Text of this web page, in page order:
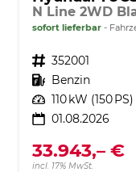
sofort lieferbar
Fahrzeugnr. 352001
Kraftstoff Benzin
Leistung 110 kW (150 PS)
01.08.2026
33.943,– €
incl. 17% MwSt.